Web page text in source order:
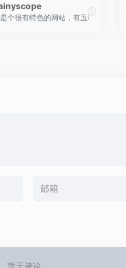
6种不同环境的视频音效，让你充
个很有特色的网站，有五种白噪音
暂无评论...